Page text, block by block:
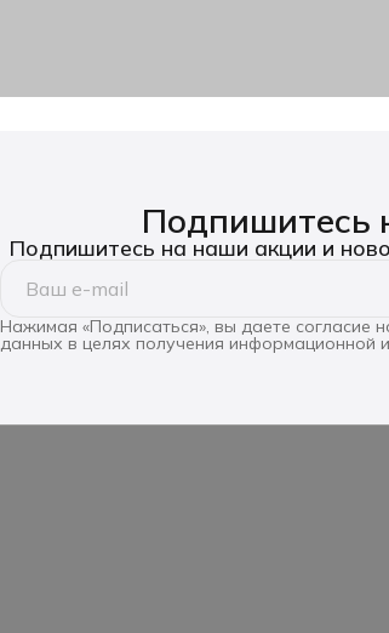
Подпишитесь
Подпишитесь на наши акции и
Нажимая «Подписаться», вы даете согласие
данных в целях получения информационной